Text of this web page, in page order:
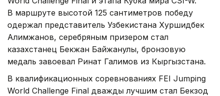
В маршруте высотой 125 сантиметров победу
одержал представитель Узбекистана Хуршидбек
Алимжанов, серебряным призером стал
казахстанец Бекжан Байжанулы, бронзовую
медаль завоевал Ринат Галимов из Кыргызстана.
В квалификационных соревнованиях FEI Jumping
World Challenge Final дважды лучшим стал Бекзод